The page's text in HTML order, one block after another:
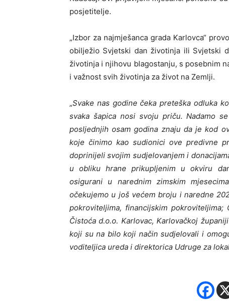
posjetitelje.
„Izbor za najmješanca grada Karlovca“
obilježio Svjetski dan životinja ili Svjetski
životinja i njihovu blagostanju, s posebnim
i važnost svih životinja za život na Zemlji.
„Svake nas godine čeka preteška odluka
svaka šapica nosi svoju priču. Nadamo
posljednjih osam godina znaju da je kod
koje činimo kao sudionici ove predivne
doprinijeli svojim sudjelovanjem i
u obliku hrane prikupljenim u okviru
osigurani u narednim zimskim
očekujemo u još većem broju i naredne
pokroviteljima, financijskim
Čistoća d.o.o. Karlovac, Karlovačkoj
koji su na bilo koji način sudjelovali i
voditeljica ureda i direktorica Udruge za